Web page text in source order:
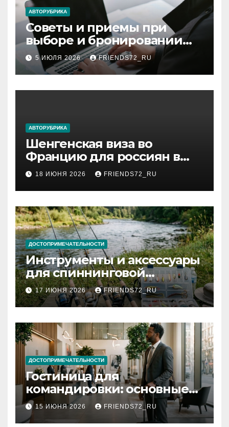
АВТОРУБРИКА
Советы и приемы при
выборе и бронировании
авиабилетов
5 ИЮЛЯ 2026 FRIENDS72_RU
АВТОРУБРИКА
Шенгенская виза во
Францию для россиян в
2026 году: сроки от 3 дней
и список необходимых
документов
18 ИЮНЯ 2026 FRIENDS72_RU
ДОСТОПРИМЕЧАТЕЛЬНОСТИ
Инструменты и аксессуары
для спиннинговой
рыбалки: назначение и
типы
17 ИЮНЯ 2026 FRIENDS72_RU
ДОСТОПРИМЕЧАТЕЛЬНОСТИ
Гостиница для
командировки: основные
критерии выбора
15 ИЮНЯ 2026 FRIENDS72_RU